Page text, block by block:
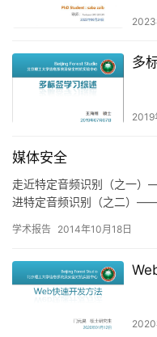
2023
多
2019
媒体安全
走近特定音频识别（之一）
进特定音频识别（之二）——
学术报告 2014年10月18日
2020